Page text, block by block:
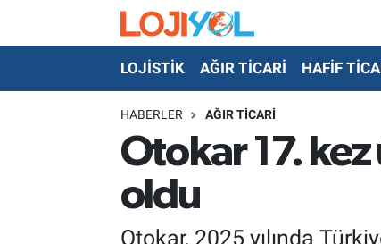
LOJİSTİK AĞIR TİCARİ HAFİF
HABERLER AĞIR TİCARİ
Otokar 17.
oldu
Otokar, 2025 yılında
OTO-TEST